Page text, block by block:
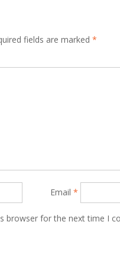
fields are marked *
Email*
browser for the next time I